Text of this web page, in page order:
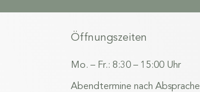
Öffnungszeiten
Mo. – Fr.: 8:30 – 15:00 Uhr
Abendtermine nach Absprache